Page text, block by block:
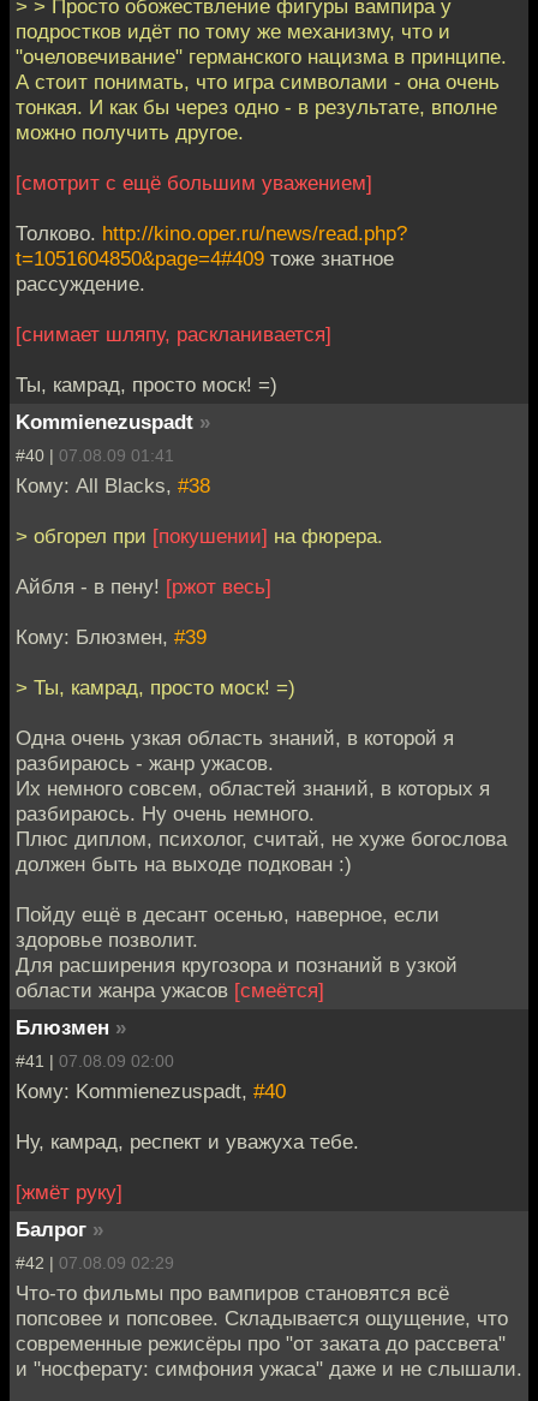
> > Просто обожествление фигуры вампира у
подростков идёт по тому же механизму, что и
"очеловечивание" германского нацизма в принципе.
А стоит понимать, что игра символами - она очень
тонкая. И как бы через одно - в результате, вполне
можно получить другое.
[смотрит с ещё большим уважением]
Толково. http://kino.oper.ru/news/read.php?
t=1051604850&page=4#409 тоже знатное
рассуждение.
[снимает шляпу, раскланивается]
Ты, камрад, просто моск! =)
Kommienezuspadt »
#40 | 07.08.09 01:41
Кому: All Blacks, #38
> обгорел при [покушении] на фюрера.
Айбля - в пену! [ржот весь]
Кому: Блюзмен, #39
> Ты, камрад, просто моск! =)
Одна очень узкая область знаний, в которой я
разбираюсь - жанр ужасов.
Их немного совсем, областей знаний, в которых я
разбираюсь. Ну очень немного.
Плюс диплом, психолог, считай, не хуже богослова
должен быть на выходе подкован :)
Пойду ещё в десант осенью, наверное, если
здоровье позволит.
Для расширения кругозора и познаний в узкой
области жанра ужасов [смеётся]
Блюзмен »
#41 | 07.08.09 02:00
Кому: Kommienezuspadt, #40
Ну, камрад, респект и уважуха тебе.
[жмёт руку]
Балрог »
#42 | 07.08.09 02:29
Что-то фильмы про вампиров становятся всё
попсовее и попсовее. Складывается ощущение, что
современные режисёры про "от заката до рассвета"
и "носферату: симфония ужаса" даже и не слышали.